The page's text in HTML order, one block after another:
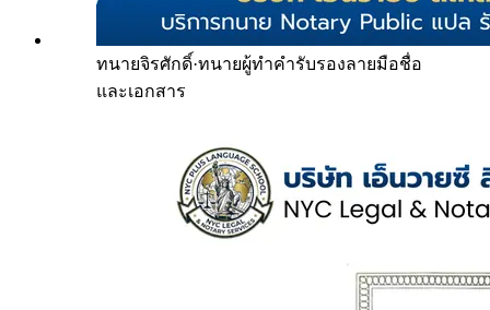
ทนายจิรศักดิ์·ทนายผู้ทำคำรับรองลายมือชื่อ
และเอกสาร